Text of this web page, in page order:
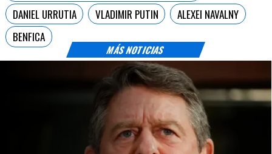
MÁS NOTICIAS
DANIEL URRUTIA
VLADIMIR PUTIN
ALEXEI NAVALNY
BENFICA